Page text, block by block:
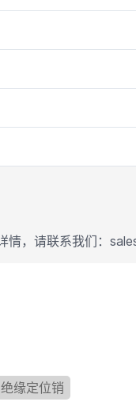
，请联系我们：
绝缘定位销